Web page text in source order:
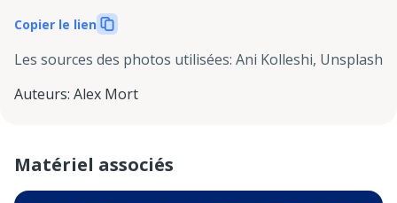
Copier le lien
Les sources des photos utilisées: Ani Kolleshi, Unsplash
Auteurs: Alex Mort
Matériel associés